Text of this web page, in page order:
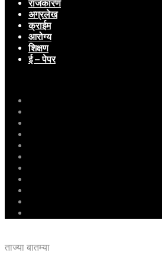
राजकारण
अग्रलेख
क्राईम
आरोग्य
शिक्षण
ई – पेपर
ताज्या बातम्या